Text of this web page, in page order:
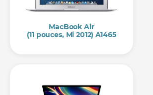
MacBook Air
(11 pouces, Mi 2012) A1465